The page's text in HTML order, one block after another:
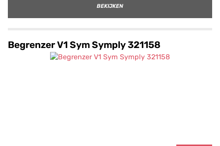
BEKIJKEN
Begrenzer V1 Sym Symply 321158